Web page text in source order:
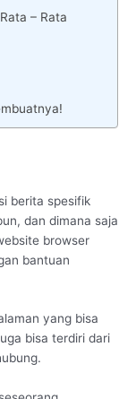
– Rata
berita spesifik
dan dimana saja
browser
bantuan
yang bisa
bisa terdiri dari